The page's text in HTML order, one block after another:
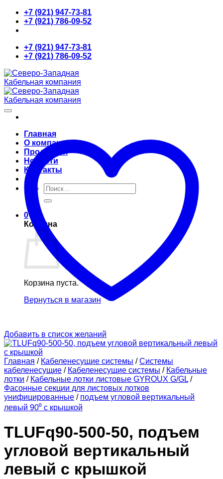
Skip
content
+7 (921) 947-73-81
+7 (921) 786-09-52
+7 (921) 947-73-81
+7 (921) 786-09-52
Главная
О компании
Продукция
Новости
Контакты
Искать:
0
Корзина
Корзина пуста.
Вернуться в магазин
Добавить в список желаний
Главная / Кабеленесущие системы / Системы
кабеленесущие / Кабеленесущие системы / Кабельные
лотки / Кабельные лотки листовые GYROUX G/GL /
Фасонные секции для листовых лотков
унифицированные / подъем угловой вертикальный
левый 90⁰ с крышкой
TLUFq90-500-50, подъем
угловой вертикальный
левый с крышкой